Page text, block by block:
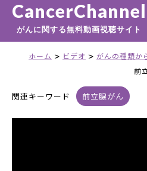
CancerChannel
がんに関する無料動画視聴サイト
ホーム > ビデオ > がんの種類か
前
関連キーワード 前立腺がん